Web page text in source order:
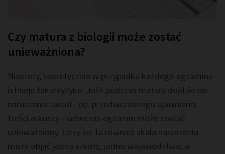
Czy matura z biologii może zostać
unieważniona?
Niestety, teoretycznie w przypadku każdego egzaminu
istnieje takie ryzyko. Jeśli podczas matury dojdzie do
naruszenia zasad - np. przedwczesnego ujawnienia
treści arkuszy - wówczas egzamin może zostać
unieważniony. Liczy się tu również skala naruszenia -
może objąć jedną szkołę, jedno województwo, a